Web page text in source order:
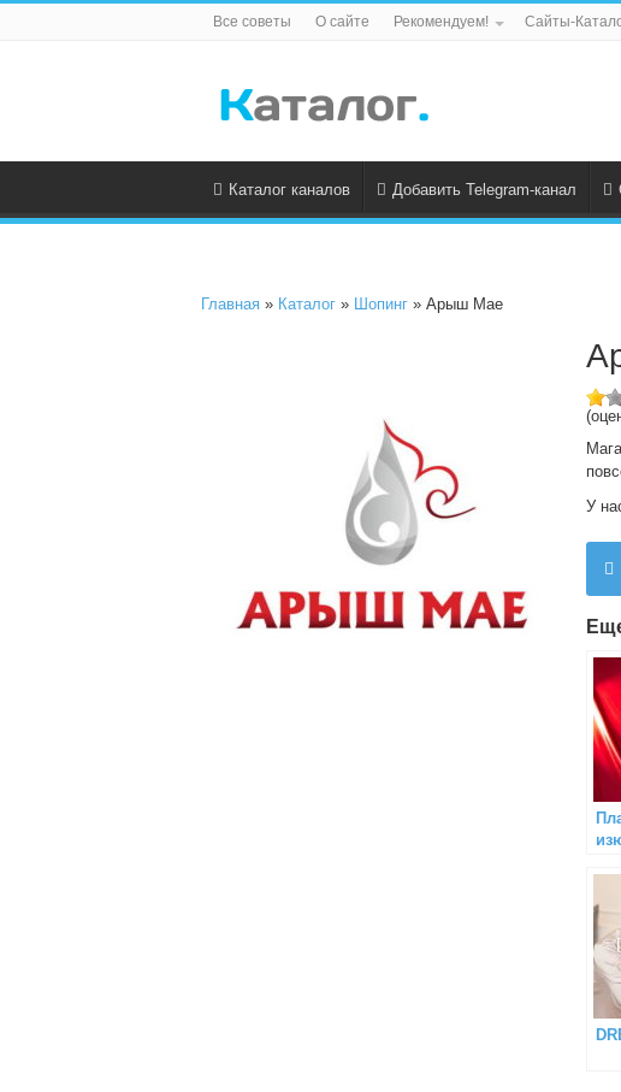
Все советы О сайте Рекомендуем! Сайты-
Каталог каналов Добавить Telegram-канал
Главная » Каталог » Шопинг » Арыш Мае
У